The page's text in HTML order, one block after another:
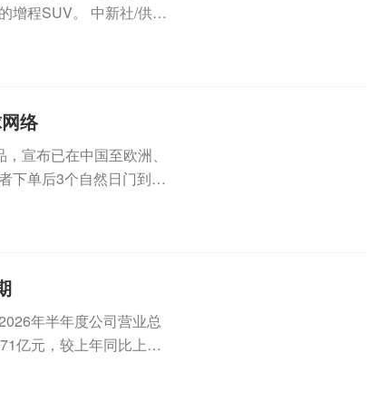
增程SUV。 中新社/供图
络
宣布已在中国至欧洲、
下单后3个自然日门到门
年半年度公司营业总
亿元，较上年同比上升6